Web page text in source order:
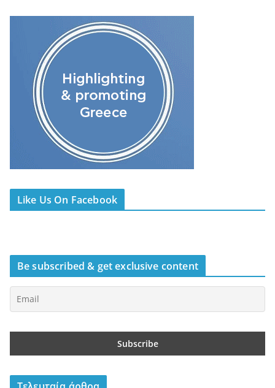
Like Us On Facebook
Be subscribed & get exclusive content